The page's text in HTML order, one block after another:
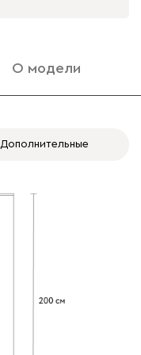
О модели
Дополнительные